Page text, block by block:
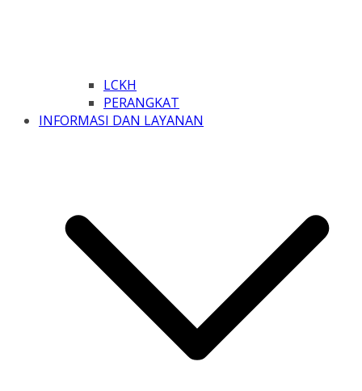
LCKH
PERANGKAT
INFORMASI DAN LAYANAN